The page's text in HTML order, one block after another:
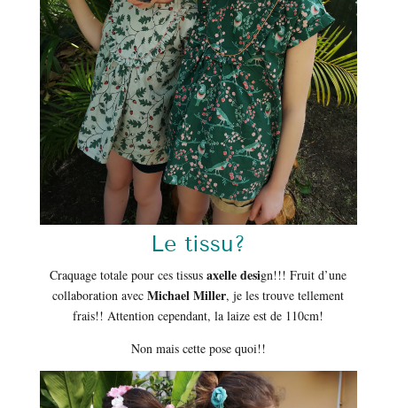
Le tissu?
Craquage totale pour ces tissusaxelle design!!! Fruit d’une
collaboration avecMichael Miller, je les trouve tellement
frais!! Attention cependant, la laize est de 110cm!
Non mais cette pose quoi!!